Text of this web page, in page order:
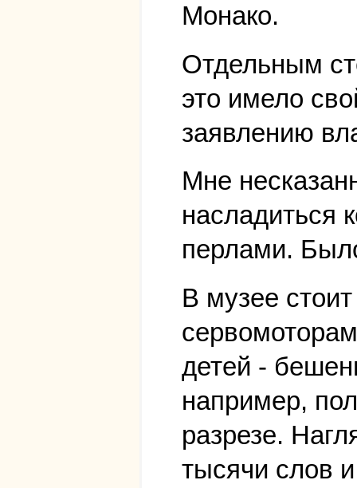
Монако.
Отдельным
это имело
заявлению
Мне
насладиться
перлами.
В музее
детей -
например,
разрезе.
тысячи слов